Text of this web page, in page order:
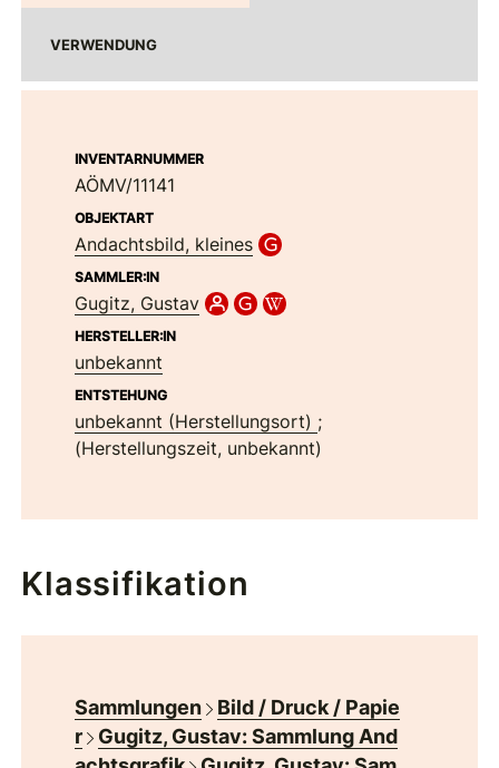
VERWENDUNG
INVENTARNUMMER
AÖMV/11141
OBJEKTART
Andachtsbild, kleines
SAMMLER:IN
Gugitz, Gustav
HERSTELLER:IN
unbekannt
ENTSTEHUNG
unbekannt (Herstellungsort) ;
(Herstellungszeit, unbekannt)
Klassifikation
Sammlungen
Bild / Druck / Papie
r
Gugitz, Gustav: Sammlung And